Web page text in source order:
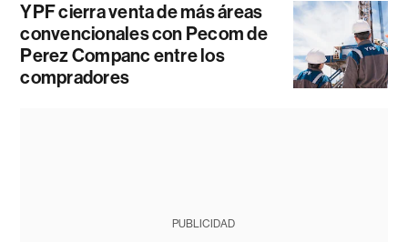
YPF cierra venta de más áreas
convencionales con Pecom de
Perez Companc entre los
compradores
PUBLICIDAD